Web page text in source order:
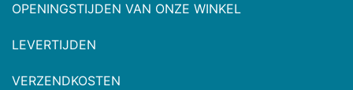
OPENINGSTIJDEN VAN ONZE WINKEL
LEVERTIJDEN
VERZENDKOSTEN